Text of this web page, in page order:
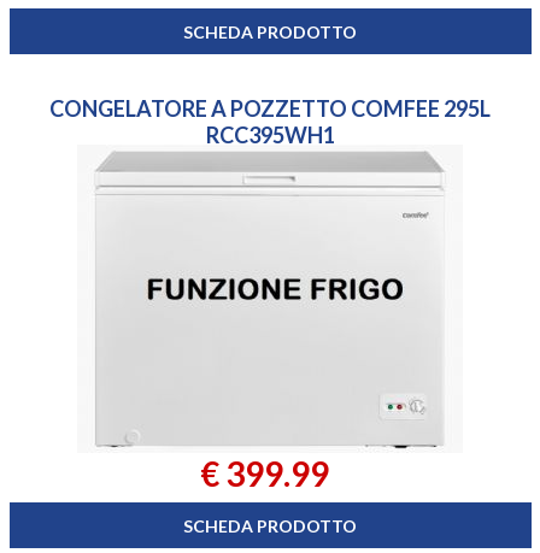
SCHEDA PRODOTTO
CONGELATORE A POZZETTO COMFEE 295L
RCC395WH1
€ 399.99
SCHEDA PRODOTTO